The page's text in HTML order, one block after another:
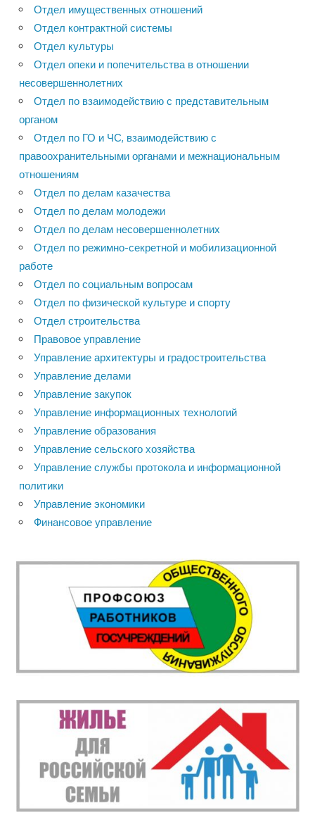
Отдел имущественных отношений
Отдел контрактной системы
Отдел культуры
Отдел опеки и попечительства в отношении
несовершеннолетних
Отдел по взаимодействию с представительным
органом
Отдел по ГО и ЧС, взаимодействию с
правоохранительными органами и межнациональным
отношениям
Отдел по делам казачества
Отдел по делам молодежи
Отдел по делам несовершеннолетних
Отдел по режимно-секретной и мобилизационной
работе
Отдел по социальным вопросам
Отдел по физической культуре и спорту
Отдел строительства
Правовое управление
Управление архитектуры и градостроительства
Управление делами
Управление закупок
Управление информационных технологий
Управление образования
Управление сельского хозяйства
Управление службы протокола и информационной
политики
Управление экономики
Финансовое управление